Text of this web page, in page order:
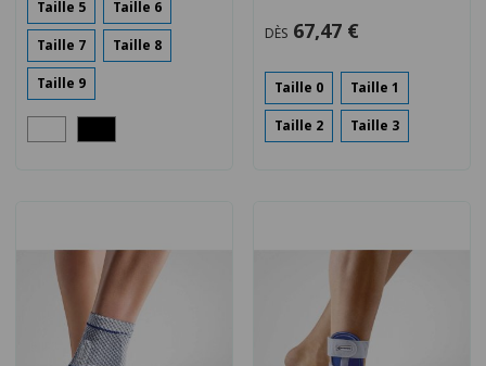
Taille 5 Taille 6
Taille 7 Taille 8
Taille 9
DÈS 67,47 €
Taille 0 Taille 1
Taille 2 Taille 3